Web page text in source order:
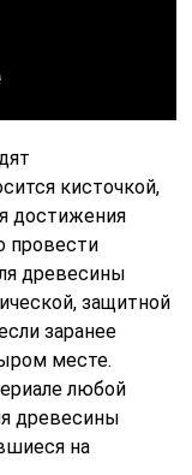
кисточкой,
достижения
провести
древесины
защитной
заранее
месте.
любой
древесины
на